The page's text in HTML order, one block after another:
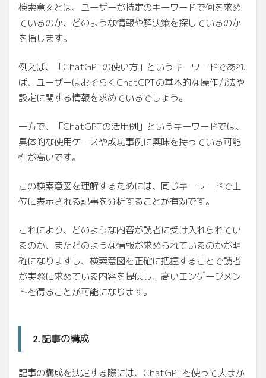
検索意図とは、ユーザーが特定のキーワードで何を求め
ているのか、どのような情報や解決策を探しているのか
を指します。
例えば、「ChatGPTの使い方」というキーワードであれ
ば、ユーザーはおそらくChatGPTの基本的な操作方法や
設定に関する情報を求めているでしょう。
一方で、「ChatGPTの活用例」というキーワードでは、
具体的な使用ケースや成功事例に興味を持っている可能
性が高いです。
この検索意図を理解するためには、同じキーワードで上
位に表示される記事を分析することが有効です。
これにより、どのような内容が読者に受け入れられてい
るのか、またどのような情報が求められているのかが明
確になりますし、検索意図を正確に把握することで読者
が実際に求めている内容を提供し、高いエンゲージメン
トを得ることが可能になります。
2. 記事の構成
記事の構成を決定する際には、ChatGPTを使って大まか